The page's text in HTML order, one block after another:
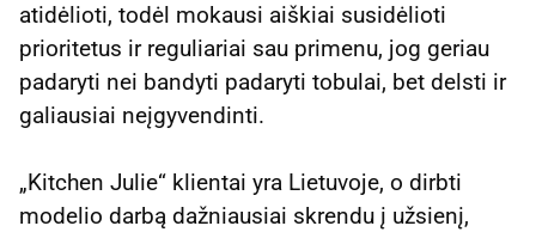
atidėlioti, todėl mokausi aiškiai susidėlioti
prioritetus ir reguliariai sau primenu, jog geriau
padaryti nei bandyti padaryti tobulai, bet delsti ir
galiausiai neįgyvendinti.
„Kitchen Julie“ klientai yra Lietuvoje, o dirbti
modelio darbą dažniausiai skrendu į užsienį,